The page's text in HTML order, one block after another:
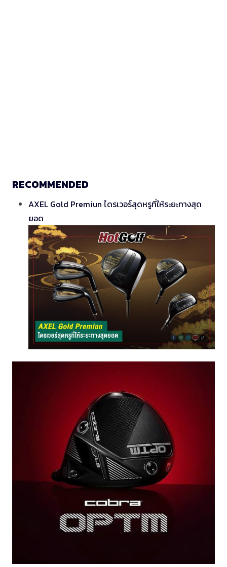
RECOMMENDED
AXEL Gold Premiun ไดรเวอร์สุดหรูที่ให้ระยะทางสุด
ยอด